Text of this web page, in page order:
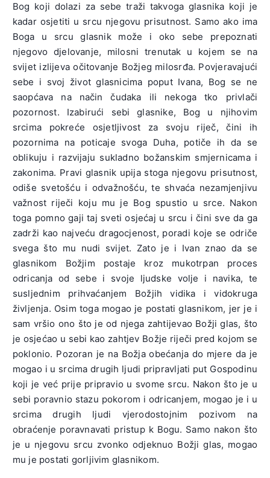
Bog koji dolazi za sebe traži takvoga glasnika koji je
kadar osjetiti u srcu njegovu prisutnost. Samo ako ima
Boga u srcu glasnik može i oko sebe prepoznati
njegovo djelovanje, milosni trenutak u kojem se na
svijet izlijeva očitovanje Božjeg milosrđa. Povjeravajući
sebe i svoj život glasnicima poput Ivana, Bog se ne
saopćava na način čudaka ili nekoga tko privlači
pozornost. Izabirući sebi glasnike, Bog u njihovim
srcima pokreće osjetljivost za svoju riječ, čini ih
pozornima na poticaje svoga Duha, potiče ih da se
oblikuju i razvijaju sukladno božanskim smjernicama i
zakonima. Pravi glasnik upija stoga njegovu prisutnost,
odiše svetošću i odvažnošću, te shvaća nezamjenjivu
važnost riječi koju mu je Bog spustio u srce. Nakon
toga pomno gaji taj sveti osjećaj u srcu i čini sve da ga
zadrži kao najveću dragocjenost, poradi koje se odriče
svega što mu nudi svijet. Zato je i Ivan znao da se
glasnikom Božjim postaje kroz mukotrpan proces
odricanja od sebe i svoje ljudske volje i navika, te
susljednim prihvaćanjem Božjih vidika i vidokruga
življenja. Osim toga mogao je postati glasnikom, jer je i
sam vršio ono što je od njega zahtijevao Božji glas, što
je osjećao u sebi kao zahtjev Božje riječi pred kojom se
poklonio. Pozoran je na Božja obećanja do mjere da je
mogao i u srcima drugih ljudi pripravljati put Gospodinu
koji je već prije pripravio u svome srcu. Nakon što je u
sebi poravnio stazu pokorom i odricanjem, mogao je i u
srcima drugih ljudi vjerodostojnim pozivom na
obraćenje poravnavati pristup k Bogu. Samo nakon što
je u njegovu srcu zvonko odjeknuo Božji glas, mogao
mu je postati gorljivim glasnikom.